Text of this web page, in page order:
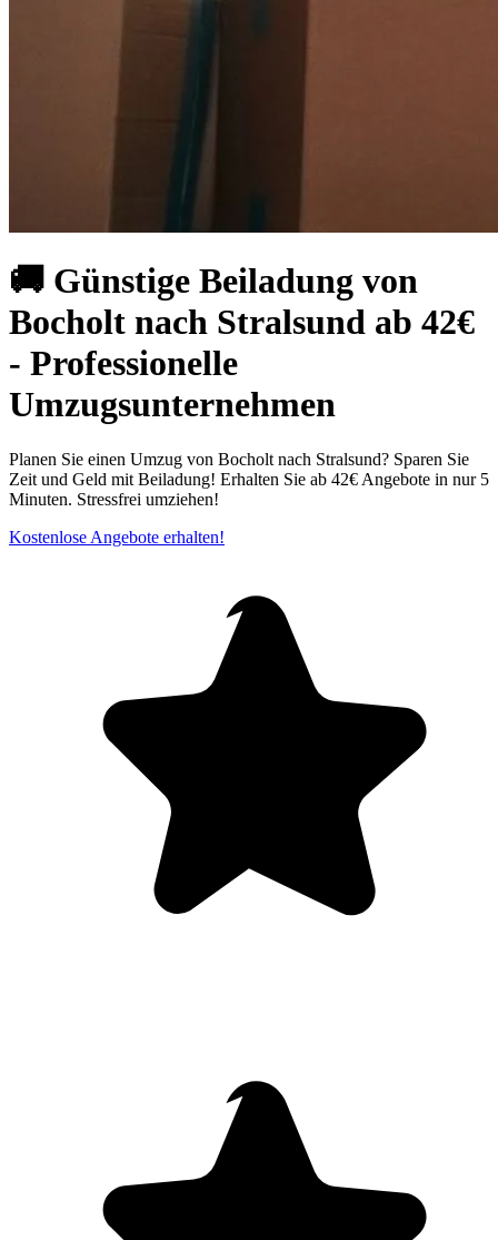
🚚 Günstige Beiladung von
Bocholt nach Stralsund ab 42€
- Professionelle
Umzugsunternehmen
Planen Sie einen Umzug von Bocholt nach Stralsund? Sparen Sie
Zeit und Geld mit Beiladung! Erhalten Sie ab 42€ Angebote in nur 5
Minuten. Stressfrei umziehen!
Kostenlose Angebote erhalten!